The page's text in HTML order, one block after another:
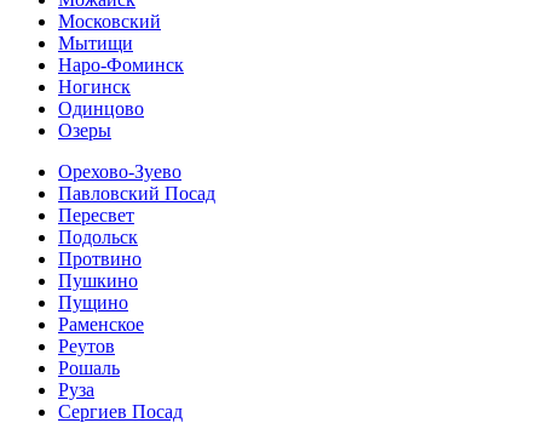
Московский
Мытищи
Наро-Фоминск
Ногинск
Одинцово
Озеры
Орехово-Зуево
Павловский Посад
Пересвет
Подольск
Протвино
Пушкино
Пущино
Раменское
Реутов
Рошаль
Руза
Сергиев Посад